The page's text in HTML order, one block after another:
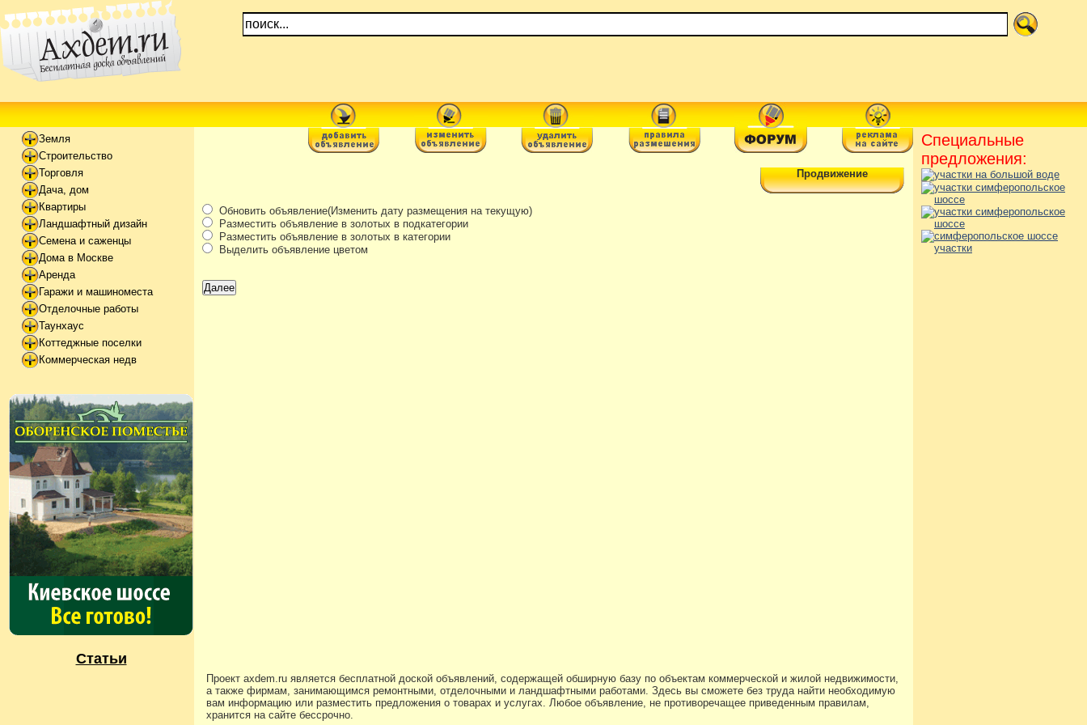
Земля
Строительство
Торговля
Дача, дом
Квартиры
Ландшафтный дизайн
Семена и саженцы
Дома в Москве
Аренда
Гаражи и машиноместа
Отделочные работы
Таунхаус
Коттеджные поселки
Коммерческая недв
Статьи
Продвижение
Обновить объявление(Изменить дату размещения на текущую)
Разместить объявление в золотых в подкатегории
Разместить объявление в золотых в категории
Выделить объявление цветом
Специальные
предложения:
Проект axdem.ru является бесплатной доской объявлений, содержащей обширную базу по объектам коммерческой и жилой недвижимости,
а также фирмам, занимающимся ремонтными, отделочными и ландшафтными работами. Здесь вы сможете без труда найти необходимую
вам информацию или разместить предложения о товарах и услугах. Любое объявление, не противоречащее приведенным правилам,
хранится на сайте бессрочно.